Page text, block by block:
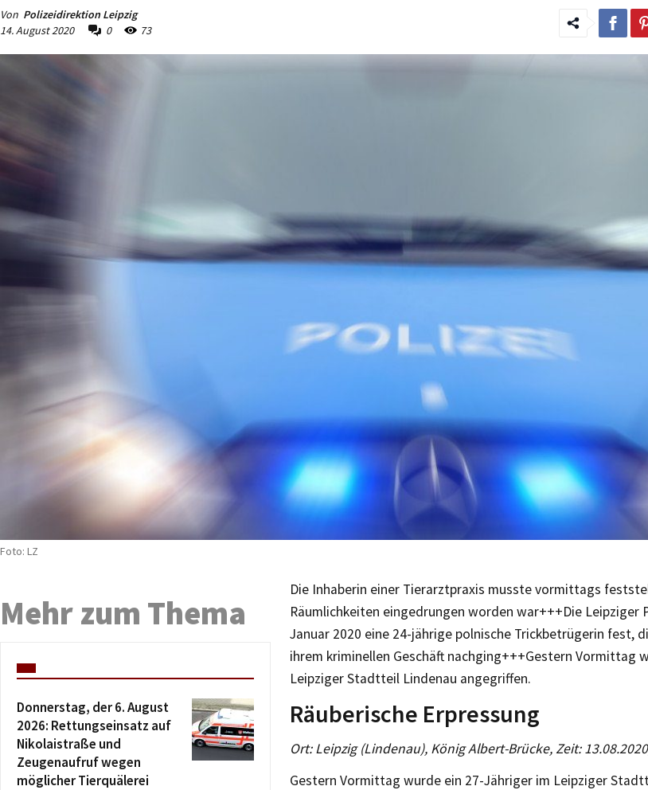
Von Polizeidirektion Leipzig
14. August 2020
0 73
Foto: LZ
Die Inhaberin einer Tierarztpraxis musste vormittags
Räumlichkeiten eingedrungen worden war+++Die Leipziger
Januar 2020 eine 24-jährige polnische Trickbetrügerin fest,
ihrem kriminellen Geschäft nachging+++Gestern Vormittag
Leipziger Stadtteil Lindenau angegriffen.
Räuberische Erpressung
Ort: Leipzig (Lindenau), König Albert-Brücke, Zeit:
Gestern Vormittag wurde ein 27-Jähriger im Leipziger
Mehr zum Thema
Donnerstag, der 6. August
2026: Rettungseinsatz auf
Nikolaistraße und
Zeugenaufruf wegen
möglicher Tierquälerei